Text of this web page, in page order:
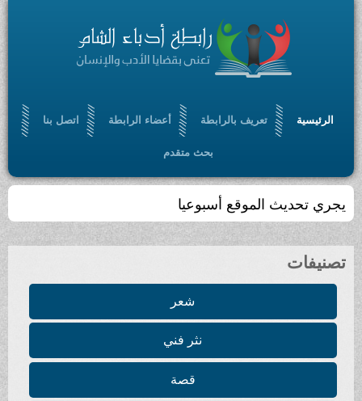
الرئيسية تعريف بالرابطة أعضاء الرابطة اتصل بنا
بحث متقدم
يجري تحديث الموقع أسبوعيا
تصنيفات
شعر
نثر فني
قصة